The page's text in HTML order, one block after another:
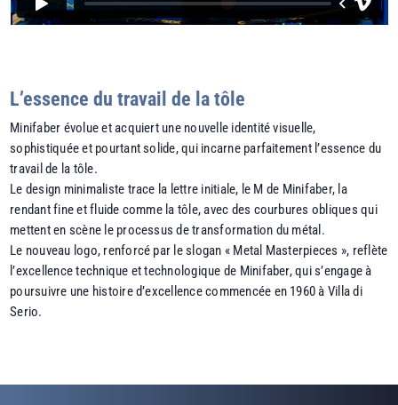
L’essence du travail de la tôle
Minifaber évolue et acquiert une nouvelle identité visuelle,
sophistiquée et pourtant solide, qui incarne parfaitement l’essence du
travail de la tôle.
Le design minimaliste trace la lettre initiale, le M de Minifaber, la
rendant fine et fluide comme la tôle, avec des courbures obliques qui
mettent en scène le processus de transformation du métal.
Le nouveau logo, renforcé par le slogan « Metal Masterpieces », reflète
l’excellence technique et technologique de Minifaber, qui s’engage à
poursuivre une histoire d’excellence commencée en 1960 à Villa di
Serio.